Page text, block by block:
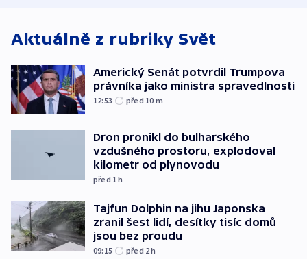
Aktuálně z rubriky Svět
Americký Senát potvrdil Trumpova
právníka jako ministra spravedlnosti
12:53 před 10 m
Dron pronikl do bulharského
vzdušného prostoru, explodoval
kilometr od plynovodu
před 1h
Tajfun Dolphin na jihu Japonska
zranil šest lidí, desítky tisíc domů
jsou bez proudu
09:15 před 2h